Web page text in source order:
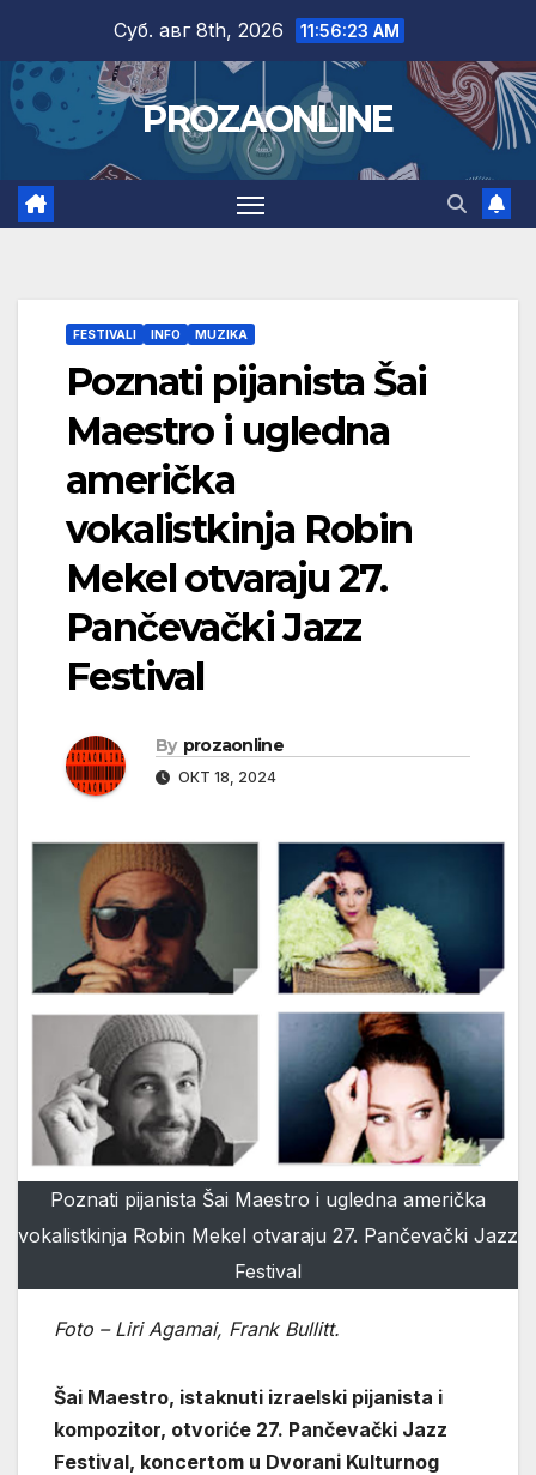
content
Суб. авг 8th, 2026 11:56:24 AM
PROZAONLINE
FESTIVALI INFO MUZIKA
Poznati pijanista Šai
Maestro i ugledna
američka
vokalistkinja Robin
Mekel otvaraju 27.
Pančevački Jazz
Festival
By prozaonline
ОКТ 18, 2024
Poznati pijanista Šai Maestro i ugledna američka
vokalistkinja Robin Mekel otvaraju 27. Pančevački Jazz
Festival
Foto – Liri Agamai, Frank Bullitt.
Šai Maestro, istaknuti izraelski pijanista i
kompozitor, otvoriće 27. Pančevački Jazz
Festival, koncertom u Dvorani Kulturnog